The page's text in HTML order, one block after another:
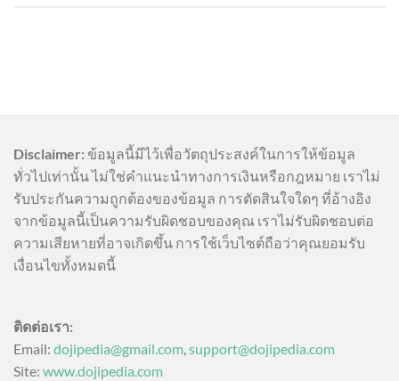
Disclaimer: ข้อมูลนี้มีไว้เพื่อวัตถุประสงค์ในการให้ข้อมูล
ทั่วไปเท่านั้น ไม่ใช่คำแนะนำทางการเงินหรือกฎหมาย เราไม่
รับประกันความถูกต้องของข้อมูล การตัดสินใจใดๆ ที่อ้างอิง
จากข้อมูลนี้เป็นความรับผิดชอบของคุณ เราไม่รับผิดชอบต่อ
ความเสียหายที่อาจเกิดขึ้น การใช้เว็บไซต์ถือว่าคุณยอมรับ
เงื่อนไขทั้งหมดนี้
ติดต่อเรา:
Email: dojipedia@gmail.com,support@dojipedia.com
Site: www.dojipedia.com